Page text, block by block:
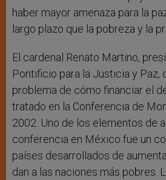
haber mayor amenaza para la
largo plazo que la pobreza y la
El cardenal Renato Martino,
Pontificio para la Justicia y Paz,
problema de cómo financiar el
tratado en la Conferencia de
2002. Uno de los elementos de
conferencia en México fue un
países desarrollados de
dan a las naciones más pobres.